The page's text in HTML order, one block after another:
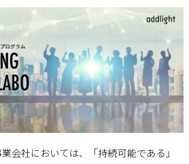
会社においては、「持続可能である」